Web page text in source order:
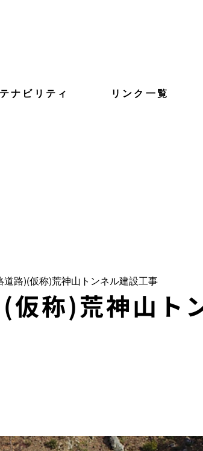
ナビリティ リンク一覧
道路)(仮称)荒神山トンネル建設工事
称)荒神山ト